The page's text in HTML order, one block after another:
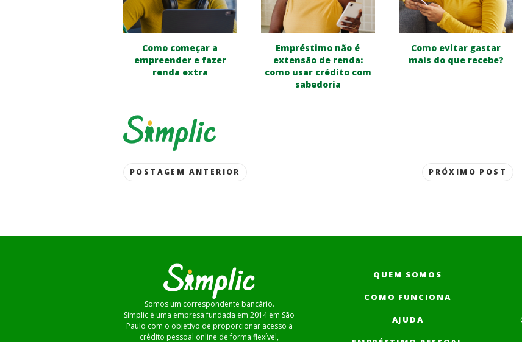
Como começar a
empreender e fazer
renda extra
Empréstimo não é
extensão de renda:
como usar crédito com
sabedoria
Como evitar gastar
mais do que recebe?
Post
POSTAGEM ANTERIOR PRÓXIMO POST
Somos um correspondente bancário.
Simplic é uma empresa fundada em 2014 em São
Paulo com o objetivo de proporcionar acesso a
crédito pessoal online de forma flexível,
QUEM SOMOS
COMO FUNCIONA
AJUDA